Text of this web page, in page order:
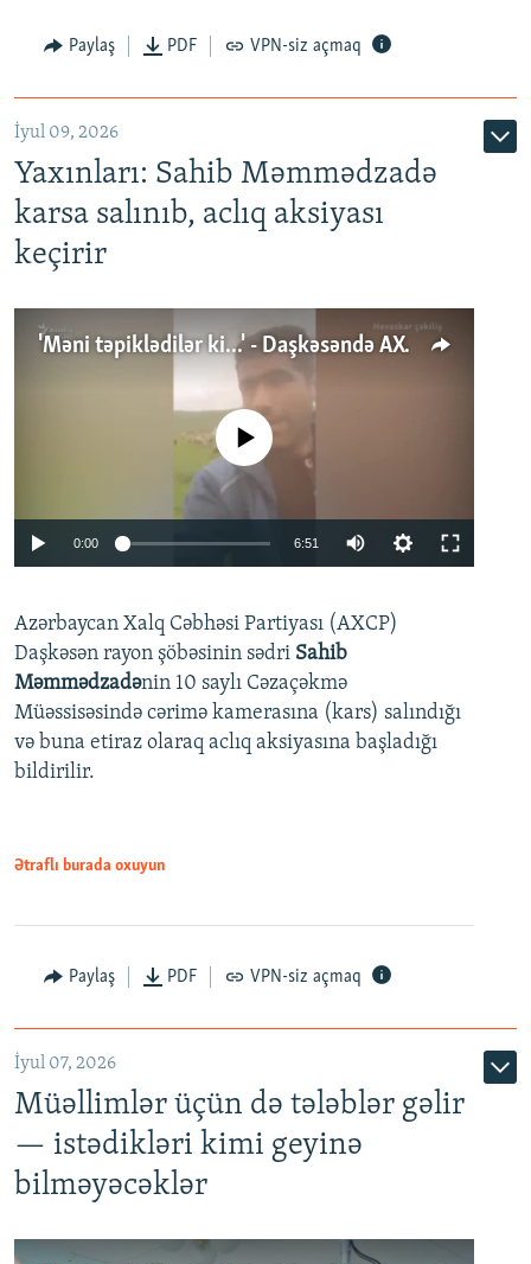
Paylaş PDF VPN-siz açmaq
İyul 09, 2026
Yaxınları: Sahib Məmmədzadə
karsa salınıb, aclıq aksiyası
keçirir
'Məni təpiklədilər ki...' - Daşkəsəndə AXCP fəalının yaxınları onun həbsinə etiraz edirlər
Auto 240p 360p
720p 1080p
No media source currently available
0:00 6:51
360p
720p
1080p
Azərbaycan Xalq Cəbhəsi Partiyası (AXCP)
Daşkəsən rayon şöbəsinin sədri Sahib
Məmmədzadənin 10 saylı Cəzaçəkmə
Müəssisəsində cərimə kamerasına (kars) salındığı
və buna etiraz olaraq aclıq aksiyasına başladığı
bildirilir.
Ətraflı burada oxuyun
Paylaş PDF VPN-siz açmaq
İyul 07, 2026
Müəllimlər üçün də tələblər gəlir
— istədikləri kimi geyinə
bilməyəcəklər